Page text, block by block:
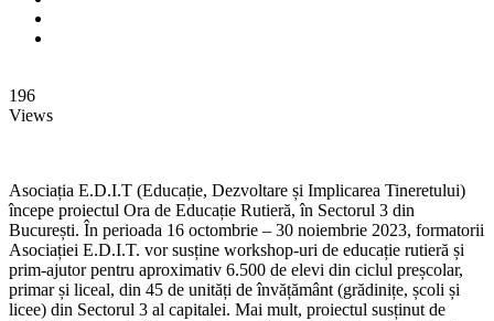
196
Views
Asociația E.D.I.T (Educație, Dezvoltare și Implicarea Tineretului)
începe proiectul Ora de Educație Rutieră, în Sectorul 3 din
București. În perioada 16 octombrie – 30 noiembrie 2023, formatorii
Asociației E.D.I.T. vor susține workshop-uri de educație rutieră și
prim-ajutor pentru aproximativ 6.500 de elevi din ciclul preșcolar,
primar și liceal, din 45 de unități de învățământ (grădinițe, școli și
licee) din Sectorul 3 al capitalei. Mai mult, proiectul susținut de